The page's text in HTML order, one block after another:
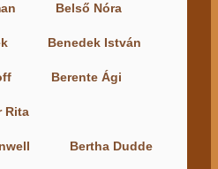
Belső Nóra
Benedek István
Berente Ági
Rita
Bertha Dudde